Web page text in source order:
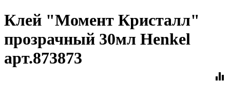
Клей "Момент Кристалл"
прозрачный 30мл Henkel
арт.873873
equalizer